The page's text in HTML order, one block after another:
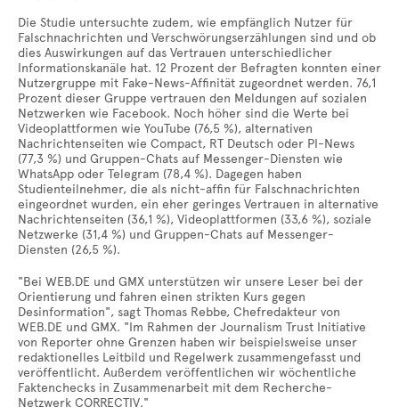
Die Studie untersuchte zudem, wie empfänglich Nutzer für
Falschnachrichten und Verschwörungserzählungen sind und ob
dies Auswirkungen auf das Vertrauen unterschiedlicher
Informationskanäle hat. 12 Prozent der Befragten konnten einer
Nutzergruppe mit Fake-News-Affinität zugeordnet werden. 76,1
Prozent dieser Gruppe vertrauen den Meldungen auf sozialen
Netzwerken wie Facebook. Noch höher sind die Werte bei
Videoplattformen wie YouTube (76,5 %), alternativen
Nachrichtenseiten wie Compact, RT Deutsch oder PI-News
(77,3 %) und Gruppen-Chats auf Messenger-Diensten wie
WhatsApp oder Telegram (78,4 %). Dagegen haben
Studienteilnehmer, die als nicht-affin für Falschnachrichten
eingeordnet wurden, ein eher geringes Vertrauen in alternative
Nachrichtenseiten (36,1 %), Videoplattformen (33,6 %), soziale
Netzwerke (31,4 %) und Gruppen-Chats auf Messenger-
Diensten (26,5 %).
"Bei WEB.DE und GMX unterstützen wir unsere Leser bei der
Orientierung und fahren einen strikten Kurs gegen
Desinformation", sagt Thomas Rebbe, Chefredakteur von
WEB.DE und GMX. "Im Rahmen der Journalism Trust Initiative
von Reporter ohne Grenzen haben wir beispielsweise unser
redaktionelles Leitbild und Regelwerk zusammengefasst und
veröffentlicht. Außerdem veröffentlichen wir wöchentliche
Faktenchecks in Zusammenarbeit mit dem Recherche-
Netzwerk CORRECTIV."